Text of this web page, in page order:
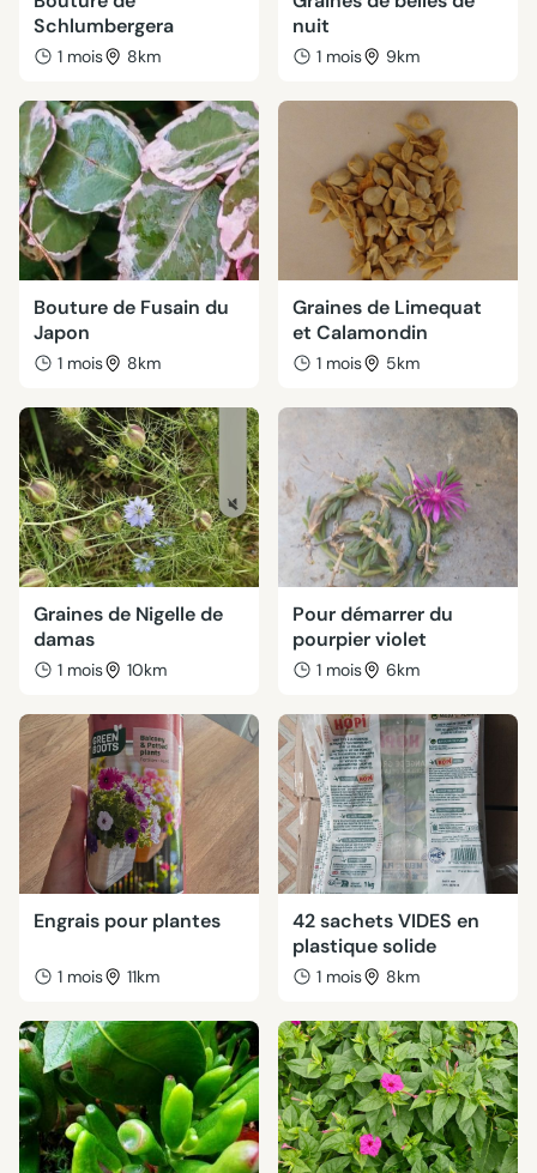
Schlumbergera
1 mois 8km
nuit
1 mois 9km
Bouture de Fusain du
Japon
1 mois 8km
Graines de Limequat
et Calamondin
1 mois 5km
Graines de Nigelle de
damas
1 mois 10km
Pour démarrer du
pourpier violet
1 mois 6km
Engrais pour plantes
1 mois 11km
42 sachets VIDES en
plastique solide
1 mois 8km